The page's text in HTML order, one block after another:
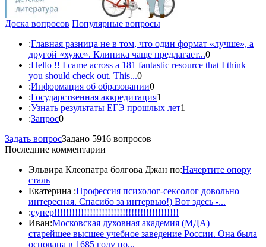
Доска вопросов Популярные вопросы
:Главная разница не в том, что один формат «лучше», а
другой «хуже». Клиника чаще предлагает...0
:Hello !! I came across a 181 fantastic resource that I think
you should check out. This...0
:Информация об образовании0
:Государственная аккредитация1
:Узнать результаты ЕГЭ прошлых лет1
:Запрос0
Задать вопросЗадано 5916 вопросов
Последние комментарии
Эльвира Клеопатра болгова Джан по:Начертите опору
сталь
Екатерина :Профессия психолог-сексолог довольно
интересная. Спасибо за интервью!) Вот здесь -...
:супер!!!!!!!!!!!!!!!!!!!!!!!!!!!!!!!!!!!!!!!!!!
Иван:Московская духовная академия (МДА) —
старейшее высшее учебное заведение России. Она была
основана в 1685 году по...